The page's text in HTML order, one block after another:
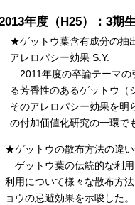
年度（H25）：3期生
★ゲットウ葉含有成分の抽
アレロパシー効果 S.Y.
2011年度の卒論テーマの
る芳香性のあるゲットウ（
そのアレロパシー効果を明
の付加価値化研究の一環で
★ゲットウの散布方法の違
ゲットウ葉の伝統的な利
利用について様々な散布方
ョウの忌避効果を示唆した。